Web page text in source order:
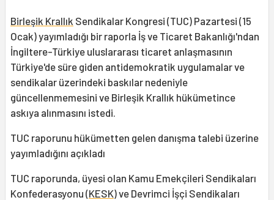
Birleşik Krallık Sendikalar Kongresi (TUC) Pazartesi (15
Ocak) yayımladığı bir raporla İş ve Ticaret Bakanlığı'ndan
İngiltere-Türkiye uluslararası ticaret anlaşmasının
Türkiye'de süre giden antidemokratik uygulamalar ve
sendikalar üzerindeki baskılar nedeniyle
güncellenmemesini ve Birleşik Krallık hükümetince
askıya alınmasını istedi.
TUC raporunu hükümetten gelen danışma talebi üzerine
yayımladığını açıkladı
TUC raporunda, üyesi olan Kamu Emekçileri Sendikaları
Konfederasyonu (KESK) ve Devrimci İşçi Sendikaları